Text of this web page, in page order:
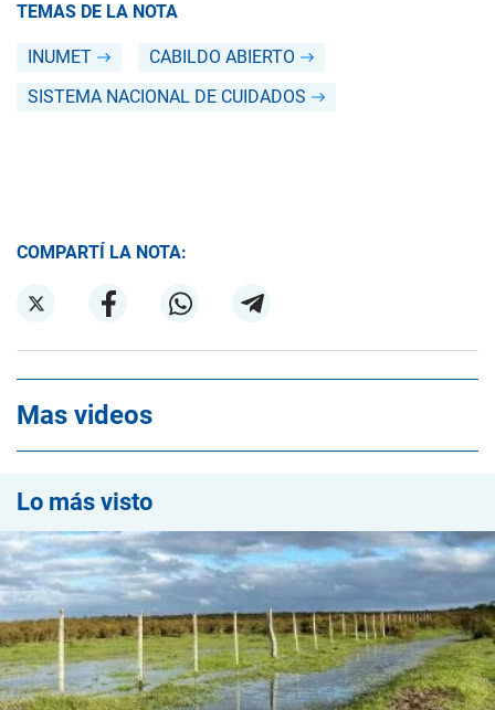
TEMAS DE LA NOTA
INUMET
CABILDO ABIERTO
SISTEMA NACIONAL DE CUIDADOS
COMPARTÍ LA NOTA:
Mas videos
Lo más visto